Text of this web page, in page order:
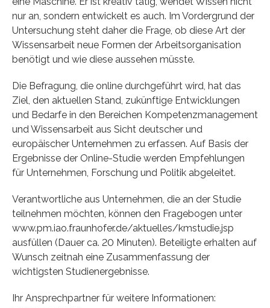
nur an, sondern entwickelt es auch. Im Vordergrund der
Untersuchung steht daher die Frage, ob diese Art der
Wissensarbeit neue Formen der Arbeitsorganisation
benötigt und wie diese aussehen müsste.
Die Befragung, die online durchgeführt wird, hat das
Ziel, den aktuellen Stand, zukünftige Entwicklungen
und Bedarfe in den Bereichen Kompetenzmanagement
und Wissensarbeit aus Sicht deutscher und
europäischer Unternehmen zu erfassen. Auf Basis der
Ergebnisse der Online-Studie werden Empfehlungen
für Unternehmen, Forschung und Politik abgeleitet.
Verantwortliche aus Unternehmen, die an der Studie
teilnehmen möchten, können den Fragebogen unter
www.pm.iao.fraunhofer.de/aktuelles/kmstudie.jsp
ausfüllen (Dauer ca. 20 Minuten). Beteiligte erhalten auf
Wunsch zeitnah eine Zusammenfassung der
wichtigsten Studienergebnisse.
Ihr Ansprechpartner für weitere Informationen: